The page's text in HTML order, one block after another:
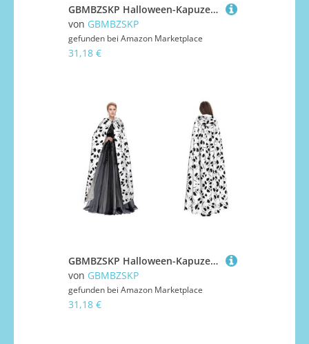
GBMBZSKP Halloween-Kapuzenumhang, Maskerade, Party, Cosplay, Ostern, Unisex, Vampir-Hexen-Umhang für Erwachsene
von GBMBZSKP
gefunden bei Amazon Marketplace
31,18 €
GBMBZSKP Halloween-Kapuzenumhang mit niedlichem Panda-Motiv, Maskerade, Party, Cosplay, Ostern, Unisex, Vampir-Hexen-Umhang für Erwachsene
von GBMBZSKP
gefunden bei Amazon Marketplace
31,18 €